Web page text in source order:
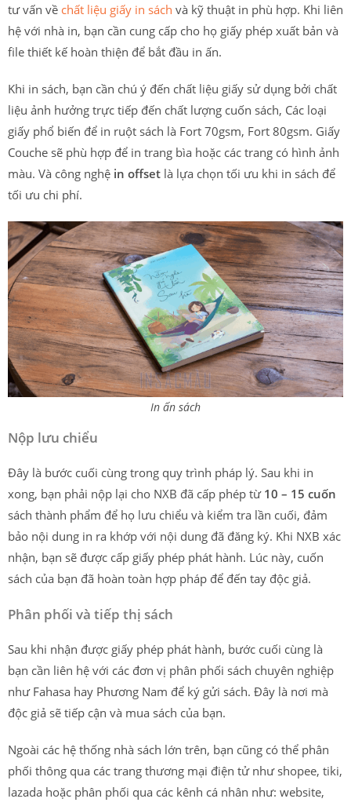
tư vấn về chất liệu giấy in sách và kỹ thuật in phù hợp. Khi liên
hệ với nhà in, bạn cần cung cấp cho họ giấy phép xuất bản và
file thiết kế hoàn thiện để bắt đầu in ấn.
Khi in sách, bạn cần chú ý đến chất liệu giấy sử dụng bởi chất
liệu ảnh hưởng trực tiếp đến chất lượng cuốn sách, Các loại
giấy phổ biến để in ruột sách là Fort 70gsm, Fort 80gsm. Giấy
Couche sẽ phù hợp để in trang bìa hoặc các trang có hình ảnh
màu. Và công nghệ in offset là lựa chọn tối ưu khi in sách để
tối ưu chi phí.
In ấn sách
Nộp lưu chiểu
Đây là bước cuối cùng trong quy trình pháp lý. Sau khi in
xong, bạn phải nộp lại cho NXB đã cấp phép từ 10 – 15 cuốn
sách thành phẩm để họ lưu chiểu và kiểm tra lần cuối, đảm
bảo nội dung in ra khớp với nội dung đã đăng ký. Khi NXB xác
nhận, bạn sẽ được cấp giấy phép phát hành. Lúc này, cuốn
sách của bạn đã hoàn toàn hợp pháp để đến tay độc giả.
Phân phối và tiếp thị sách
Sau khi nhận được giấy phép phát hành, bước cuối cùng là
bạn cần liên hệ với các đơn vị phân phối sách chuyên nghiệp
như Fahasa hay Phương Nam để ký gửi sách. Đây là nơi mà
độc giả sẽ tiếp cận và mua sách của bạn.
Ngoài các hệ thống nhà sách lớn trên, bạn cũng có thể phân
phối thông qua các trang thương mại điện tử như shopee, tiki,
lazada hoặc phân phối qua các kênh cá nhân như: website,